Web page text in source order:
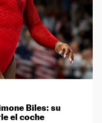
Biles: su
el coche